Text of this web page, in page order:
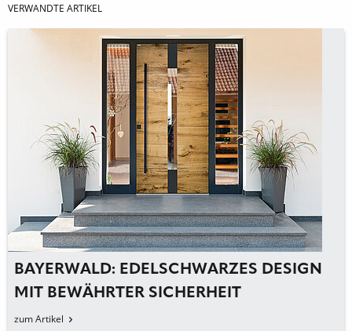
VERWANDTE ARTIKEL
BAYERWALD: EDELSCHWARZES DESIGN
MIT BEWÄHRTER SICHERHEIT
zum Artikel